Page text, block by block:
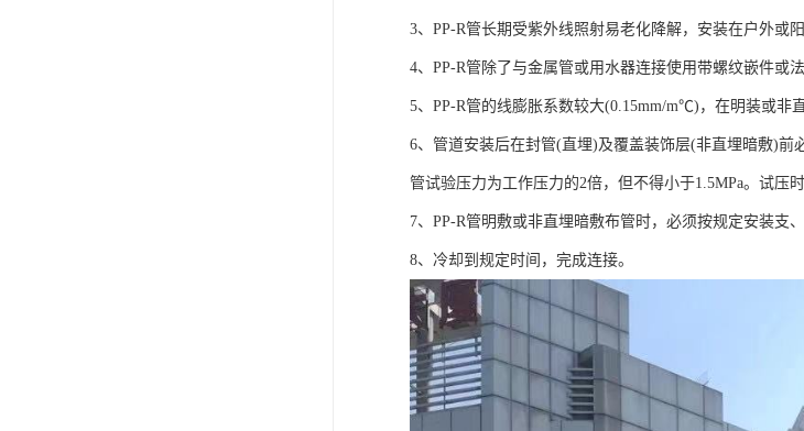
3、PP-R管长期受紫外线照射易老化降解，安装在户外或
4、PP-R管除了与金属管或用水器连接使用带螺纹嵌件或
5、PP-R管的线膨胀系数较大(0.15mm/m℃)，在明装或非
6、管道安装后在封管(直埋)及覆盖装饰层(非直埋暗敷)前
管试验压力为工作压力的2倍，但不得小于1.5MPa。试压
7、PP-R管明敷或非直埋暗敷布管时，必须按规定安装支、
8、冷却到规定时间，完成连接。